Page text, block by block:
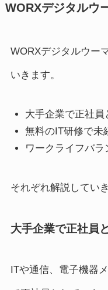
WORXデジタルウ
WORXデジタルウー
いきます。
大手企業で正社
無料のIT研修で未
ワークライフバ
それぞれ解説していき
大手企業で正社員
ITや通信、電子機器